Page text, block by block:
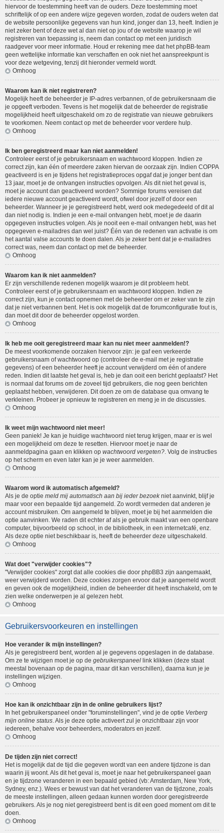
hiervoor de toestemming heeft van de ouders. Deze toestemming moet
schriftelijk of op een andere wijze gegeven worden, zodat de ouders weten dat
de website persoonlijke gegevens van hun kind, jonger dan 13, heeft. Indien je
niet zeker bent of deze wet al dan niet op jou of de website waarop je wil
registreren van toepassing is, neem dan contact op met een juridisch
raadgever voor meer informatie. Houd er rekening mee dat het phpBB-team
geen wettelijke informatie kan verschaffen en ook niet het aanspreekpunt is
voor deze wetgeving, tenzij dit hieronder vermeld wordt.
Omhoog
Waarom kan ik niet registreren?
Mogelijk heeft de beheerder je IP-adres verbannen, of de gebruikersnaam die
je opgeeft verboden. Tevens is het mogelijk dat de beheerder de registratie
mogelijkheid heeft uitgeschakeld om zo de registratie van nieuwe gebruikers
te voorkomen. Neem contact op met de beheerder voor verdere hulp.
Omhoog
Ik ben geregistreerd maar kan niet aanmelden!
Controleer eerst of je gebruikersnaam en wachtwoord kloppen. Indien ze
correct zijn, kan één of meerdere zaken hiervan de oorzaak zijn. Indien COPPA
geactiveerd is en je tijdens het registratieproces opgaf dat je jonger bent dan
13 jaar, moet je de ontvangen instructies opvolgen. Als dit niet het geval is,
moet je account dan geactiveerd worden? Sommige forums vereisen dat
iedere nieuwe account geactiveerd wordt, ofwel door jezelf of door een
beheerder. Wanneer je je geregistreerd hebt, werd ook medegedeeld of dit al
dan niet nodig is. Indien je een e-mail ontvangen hebt, moet je de daarin
opgegeven instructies volgen. Als je nooit een e-mail ontvangen hebt, was het
opgegeven e-mailadres dan wel juist? Één van de redenen van activatie is om
het aantal valse accounts te doen dalen. Als je zeker bent dat je e-mailadres
correct was, neem dan contact op met de beheerder.
Omhoog
Waarom kan ik niet aanmelden?
Er zijn verschillende redenen mogelijk waarom je dit probleem hebt.
Controleer eerst of je gebruikersnaam en wachtwoord kloppen. Indien ze
correct zijn, kun je contact opnemen met de beheerder om er zeker van te zijn
dat je niet verbannen bent. Het is ook mogelijk dat de forumconfiguratie fout is,
dan moet dit door de beheerder opgelost worden.
Omhoog
Ik heb me ooit geregistreerd maar kan nu niet meer aanmelden!?
De meest voorkomende oorzaken hiervoor zijn: je gaf een verkeerde
gebruikersnaam of wachtwoord op (controleer de e-mail met je registratie
gegevens) of een beheerder heeft je account verwijderd om één of andere
reden. Indien dit laatste het geval is, heb je dan ooit een bericht geplaatst? Het
is normaal dat forums om de zoveel tijd gebruikers, die nog geen berichten
geplaatst hebben, verwijderen. Dit doen ze om de database qua omvang te
verkleinen. Probeer je opnieuw te registreren en meng je in de discussies.
Omhoog
Ik weet mijn wachtwoord niet meer!
Geen paniek! Je kan je huidige wachtwoord niet terug krijgen, maar er is wel
een mogelijkheid om deze te resetten. Hiervoor moet je naar de
aanmeldpagina gaan en klikken op wachtwoord vergeten?. Volg de instructies
op het scherm en even later kan je je weer aanmelden.
Omhoog
Waarom word ik automatisch afgemeld?
Als je de optie meld mij automatisch aan bij ieder bezoekniet aanvinkt, blijf je
maar voor een bepaalde tijd aangemeld. Zo wordt vermeden dat anderen je
account misbruiken. Om aangemeld te blijven, moet je bij het aanmelden die
optie aanvinken. We raden dit echter af als je gebruik maakt van een openbare
computer, bijvoorbeeld op school, in de bibliotheek, in een internetcafé, enz.
Als deze optie niet beschikbaar is, heeft de beheerder deze uitgeschakeld.
Omhoog
Wat doet "verwijder cookies"?
"Verwijder cookies" zorgt dat alle cookies die door phpBB3 zijn aangemaakt,
weer verwijderd worden. Deze cookies zorgen ervoor dat je aangemeld wordt
en geven ook de mogelijkheid, indien de beheerder dit heeft inschakeld, om te
zien welke onderwerpen je al gelezen hebt.
Omhoog
Gebruikersvoorkeuren en instellingen
Hoe verander ik mijn instellingen?
Als je geregistreerd bent, worden al je gegevens opgeslagen in de database.
Om ze te wijzigen moet je op de gebruikerspaneel link klikken (deze staat
meestal bovenaan op de pagina, maar dit kan verschillen), daarna kun je je
instellingen wijzigen.
Omhoog
Hoe kan ik onzichtbaar zijn in de online gebruikers lijst?
In het gebruikerspaneel onder "foruminstellingen", vind je de optie Verberg
mijn online status. Als je deze optie activeert zul je onzichtbaar zijn voor
iedereen, behalve voor beheerders, moderators en jezelf.
Omhoog
De tijden zijn niet correct!
Het is mogelijk dat de tijd die gegeven wordt van een andere tijdzone is dan
waarin jij woont. Als dit het geval is, moet je naar het gebruikerspaneel gaan
en je tijdzone veranderen in een bepaald gebied (vb: Amsterdam, New York,
Sydney, enz.). Wees er bewust van dat het veranderen van de tijdzone, zoals
de meeste instellingen, alleen gedaan kunnen worden door geregistreerde
gebruikers. Als je nog niet geregistreerd bent is dit een goed moment om dit te
doen.
Omhoog